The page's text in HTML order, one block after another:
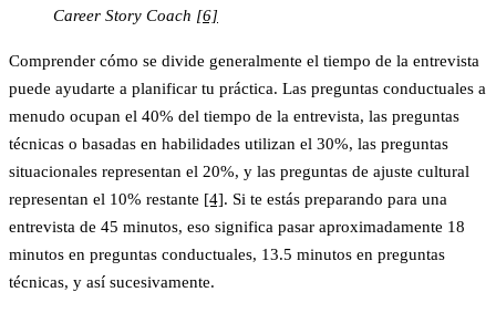
Career Story Coach [6]
Comprender cómo se divide generalmente el tiempo de la entrevista
puede ayudarte a planificar tu práctica. Las preguntas conductuales a
menudo ocupan el 40% del tiempo de la entrevista, las preguntas
técnicas o basadas en habilidades utilizan el 30%, las preguntas
situacionales representan el 20%, y las preguntas de ajuste cultural
representan el 10% restante [4]. Si te estás preparando para una
entrevista de 45 minutos, eso significa pasar aproximadamente 18
minutos en preguntas conductuales, 13.5 minutos en preguntas
técnicas, y así sucesivamente.